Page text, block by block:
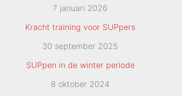
7 januari 2026
Kracht training voor SUPpers
30 september 2025
SUPpen in de winter periode
8 oktober 2024